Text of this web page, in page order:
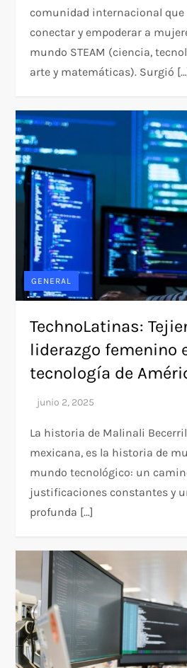
comunidad internacional
conectar y empoderar a
mundo STEAM (ciencia,
arte y matemáticas). Surgió
GENERAL
TechnoLatinas:
liderazgo femenino
tecnología de
La historia de Malinali
mexicana, es la historia de
mundo tecnológico: un
justificaciones constantes y
profunda […]